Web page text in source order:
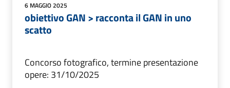
6 MAGGIO 2025
obiettivo GAN > racconta il GAN in uno
scatto
Concorso fotografico, termine presentazione
opere: 31/10/2025